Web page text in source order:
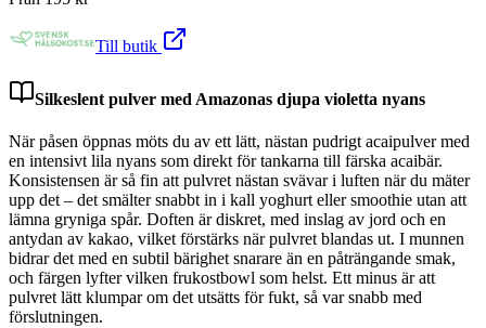
Till butik
Silkeslent pulver med Amazonas djupa violetta nyans
När påsen öppnas möts du av ett lätt, nästan pudrigt acaipulver med
en intensivt lila nyans som direkt för tankarna till färska acaibär.
Konsistensen är så fin att pulvret nästan svävar i luften när du mäter
upp det – det smälter snabbt in i kall yoghurt eller smoothie utan att
lämna gryniga spår. Doften är diskret, med inslag av jord och en
antydan av kakao, vilket förstärks när pulvret blandas ut. I munnen
bidrar det med en subtil bärighet snarare än en påträngande smak,
och färgen lyfter vilken frukostbowl som helst. Ett minus är att
pulvret lätt klumpar om det utsätts för fukt, så var snabb med
förslutningen.